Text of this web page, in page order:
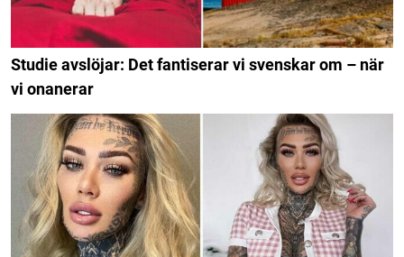
Studie avslöjar: Det fantiserar vi svenskar om – när
vi onanerar